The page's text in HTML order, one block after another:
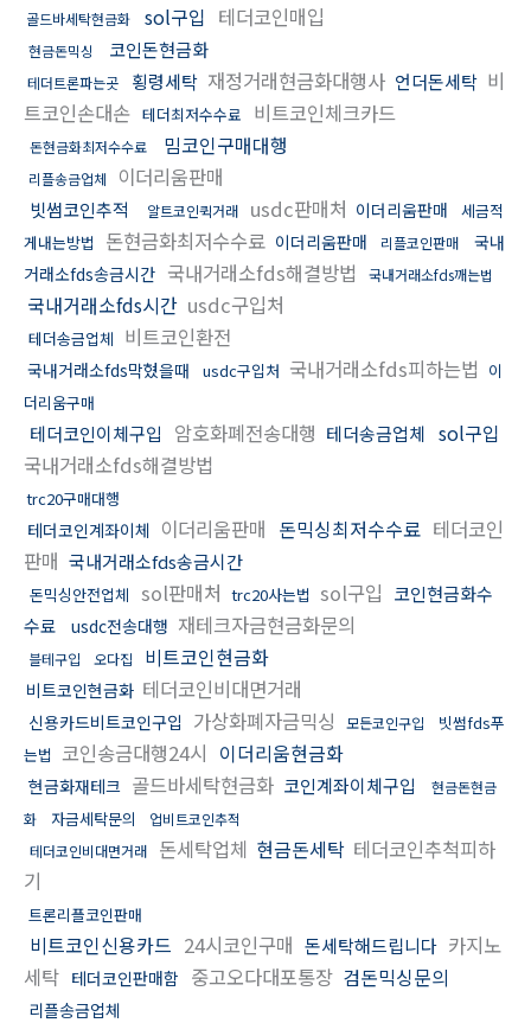
골드바세탁현금화 sol구입 테더코인매입
현금돈믹싱 코인돈현금화
테더트론파는곳 횡령세탁 재정거래현금화대행사 언더돈세탁 비
트코인손대손 테더최저수수료 비트코인체크카드
돈현금화최저수수료 밈코인구매대행
리플송금업체 이더리움판매
빗썸코인추적 알트코인퀵거래 usdc판매처 이더리움판매
세금적
게내는방법
돈현금화최저수수료 이더리움판매 리플코인판매
국내
거래소fds송금시간 국내거래소fds해결방법 국내거래소fds깨는법
국내거래소fds시간 usdc구입처
테더송금업체 비트코인환전
국내거래소fds막혔을때 usdc구입처 국내거래소fds피하는법 이
더리움구매
테더코인이체구입 암호화폐전송대행 테더송금업체 sol구입
국내거래소fds해결방법
trc20구매대행
테더코인계좌이체 이더리움판매 돈믹싱최저수수료 테더코인
판매 국내거래소fds송금시간
돈믹싱안전업체 sol판매처 trc20사는법 sol구입 코인현금화수
수료
usdc전송대행 재테크자금현금화문의
블테구입 오다집 비트코인현금화
비트코인현금화 테더코인비대면거래
신용카드비트코인구입 가상화폐자금믹싱 모든코인구입
빗썸fds푸
는법 코인송금대행24시 이더리움현금화
현금화재테크 골드바세탁현금화 코인계좌이체구입
현금돈현금
화
자금세탁문의
업비트코인추적
테더코인비대면거래
돈세탁업체 현금돈세탁 테더코인추척피하
기
트론리플코인판매
비트코인신용카드 24시코인구매 돈세탁해드립니다 카지노
세탁 테더코인판매함 중고오다대포통장 검돈믹싱문의
리플송금업체